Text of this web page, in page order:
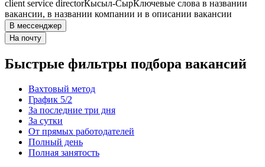
client service directorКысыл-СырКлючевые слова в названии
вакансии, в названии компании и в описании вакансии
В мессенджер
На почту
Быстрые фильтры подбора вакансий
Вахтовый метод
График 5/2
За последние три дня
За сутки
От прямых работодателей
Полный день
Полная занятость